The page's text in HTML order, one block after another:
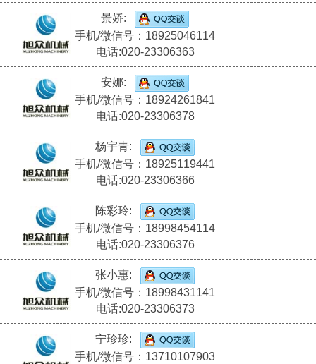
景娇:
手机/微信号：18925046114
电话:020-23306363
安娜:
手机/微信号：18924261841
电话:020-23306378
杨宇青:
手机/微信号：18925119441
电话:020-23306366
陈彩玲:
手机/微信号：18998454114
电话:020-23306376
张小惠:
手机/微信号：18998431141
电话:020-23306373
宁珍珍:
手机/微信号：13710107903